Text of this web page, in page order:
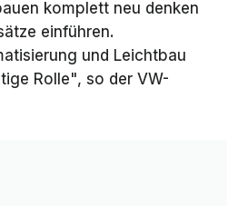
komplett neu denken
einführen.
und Leichtbau
Rolle", so der VW-